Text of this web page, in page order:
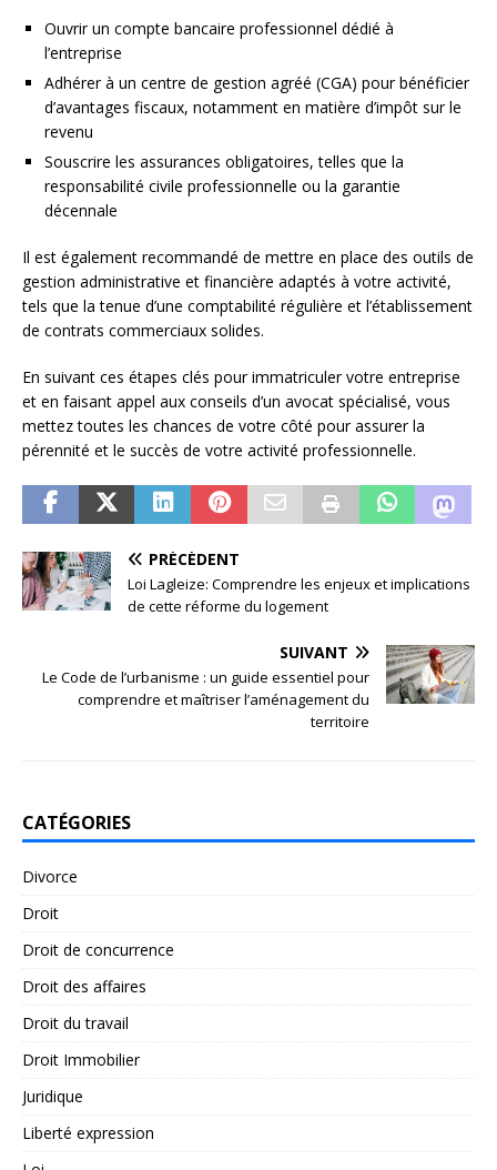
Ouvrir un compte bancaire professionnel dédié à
l’entreprise
Adhérer à un centre de gestion agréé (CGA) pour bénéficier
d’avantages fiscaux, notamment en matière d’impôt sur le
revenu
Souscrire les assurances obligatoires, telles que la
responsabilité civile professionnelle ou la garantie
décennale
Il est également recommandé de mettre en place des outils de
gestion administrative et financière adaptés à votre activité,
tels que la tenue d’une comptabilité régulière et l’établissement
de contrats commerciaux solides.
En suivant ces étapes clés pour immatriculer votre entreprise
et en faisant appel aux conseils d’un avocat spécialisé, vous
mettez toutes les chances de votre côté pour assurer la
pérennité et le succès de votre activité professionnelle.
PRÉCÉDENT
Loi Lagleize: Comprendre les enjeux et implications
de cette réforme du logement
SUIVANT
Le Code de l’urbanisme : un guide essentiel pour
comprendre et maîtriser l’aménagement du
territoire
CATÉGORIES
Divorce
Droit
Droit de concurrence
Droit des affaires
Droit du travail
Droit Immobilier
Juridique
Liberté expression